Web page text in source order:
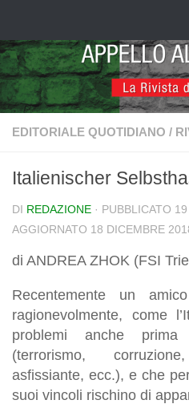
EDITORIALE QUOTIDIANO /
Italienischer
DI REDAZIONE · PUBBLICATO
AGGIORNATO 18 DICEMBRE
di ANDREA ZHOK (FSI
Recentemente un
ragionevolmente, come
problemi anche prima
(terrorismo,
asfissiante, ecc.), e che
suoi vincoli rischino di